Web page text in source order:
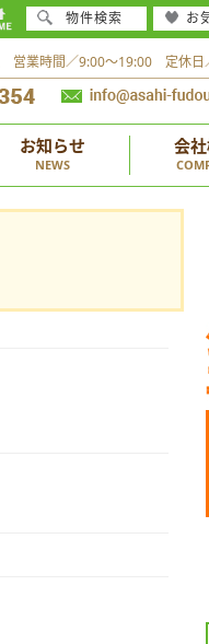
営業時間／9:00～19:00 定休日
お知らせ
NEWS
会
物件検索 お